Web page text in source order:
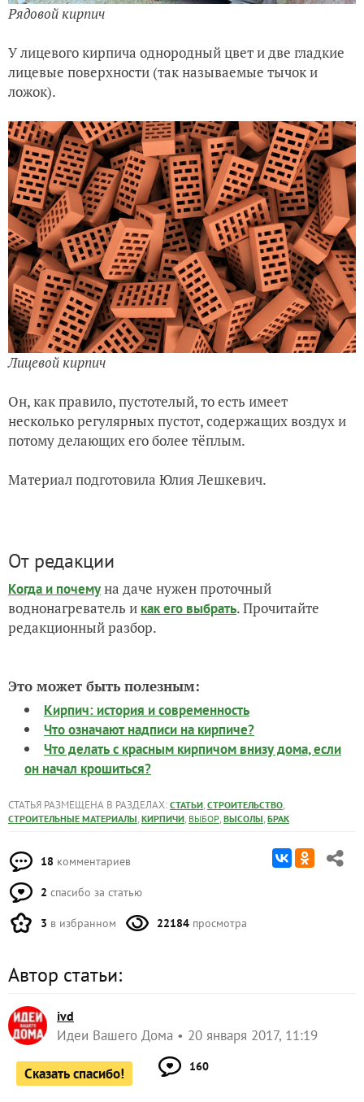
Рядовой кирпич
У лицевого кирпича однородный цвет и две гладкие
лицевые поверхности (так называемые тычок и
ложок).
Лицевой кирпич
Он, как правило, пустотелый, то есть имеет
несколько регулярных пустот, содержащих воздух и
потому делающих его более тёплым.
Материал подготовила Юлия Лешкевич.
От редакции
Когда и почемуна даче нужен проточный
воднонагреватель и как его выбрать. Прочитайте
редакционный разбор.
Это может быть полезным:
Кирпич: история и современность
Что означают надписи на кирпиче?
Что делать с красным кирпичом внизу дома, если
он начал крошиться?
СТАТЬЯ РАЗМЕЩЕНА В РАЗДЕЛАХ: СТАТЬИ, СТРОИТЕЛЬСТВО,
СТРОИТЕЛЬНЫЕ МАТЕРИАЛЫ, КИРПИЧИ, ВЫБОР, ВЫСОЛЫ, БРАК
18 комментариев
2 спасибо за статью
3 в избранном 22184 просмотра
Автор статьи:
ivd
Идеи Вашего Дома 20 января 2017, 11:19
Сказать спасибо! 160